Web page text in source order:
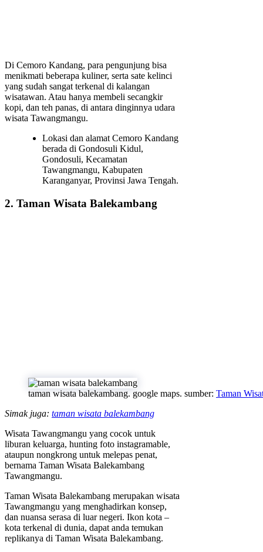
Di Cemoro Kandang, para pengunjung bisa
menikmati beberapa kuliner, serta sate kelinci
yang sudah sangat terkenal di kalangan
wisatawan. Atau hanya membeli secangkir
kopi, dan teh panas, di antara dinginnya udara
wisata Tawangmangu.
Lokasi dan alamat Cemoro Kandang
berada di Gondosuli Kidul,
Gondosuli, Kecamatan
Tawangmangu, Kabupaten
Karanganyar, Provinsi Jawa Tengah.
2. Taman Wisata Balekambang
taman wisata balekambang. google maps. sumber: Taman
Simak juga: taman wisata balekambang
Wisata Tawangmangu yang cocok untuk
liburan keluarga, hunting foto instagramable,
ataupun nongkrong untuk melepas penat,
bernama Taman Wisata Balekambang
Tawangmangu.
Taman Wisata Balekambang merupakan wisata
Tawangmangu yang menghadirkan konsep,
dan nuansa serasa di luar negeri. Ikon kota –
kota terkenal di dunia, dapat anda temukan
replikanya di Taman Wisata Balekambang.